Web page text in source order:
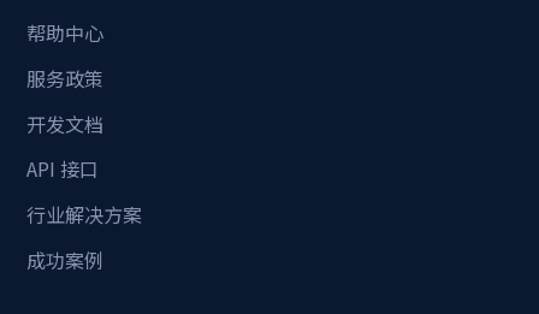
帮助中心
服务政策
开发文档
API 接口
行业解决方案
成功案例